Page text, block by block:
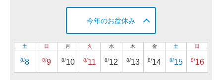
今年のお盆休み
土
8/8
日
8/9
月
8/10
火
8/11
水
8/12
木
8/13
金
8/14
土
8/15
日
8/16